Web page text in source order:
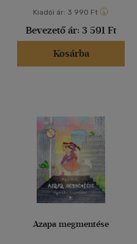
Kiadói ár: 3 990 Ft
Bevezető ár: 3 591 Ft
Kosárba
Azapa megmentése